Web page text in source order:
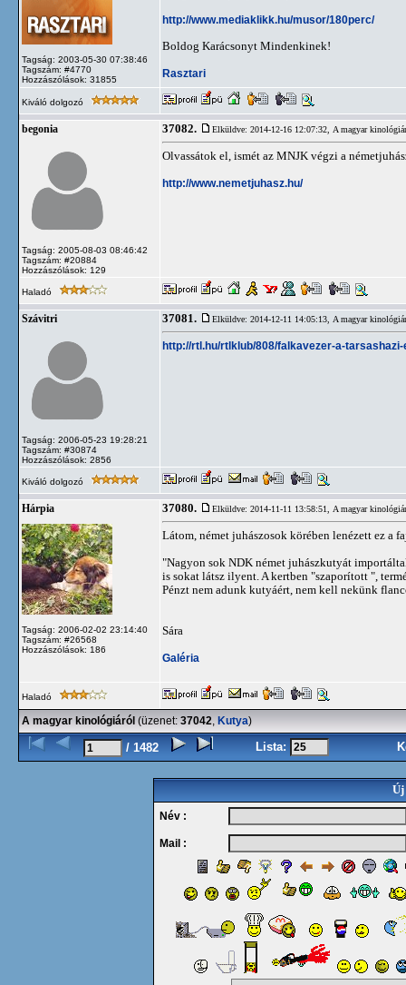
Tagság: 2003-05-30 07:38:46
Tagszám: #4770
Hozzászólások: 31855
http://www.mediaklikk.hu/musor/180perc/
Boldog Karácsonyt Mindenkinek!
Rasztari
Kiváló dolgozó
begonia
Tagság: 2005-08-03 08:46:42
Tagszám: #20884
Hozzászólások: 129
37082. Elküldve: 2014-12-16 12:07:32, A magyar
Olvassátok el, ismét az MNJK végzi a
http://www.nemetjuhasz.hu/
Haladó
Szávitri
Tagság: 2006-05-23 19:28:21
Tagszám: #30874
Hozzászólások: 2856
37081. Elküldve: 2014-12-11 14:05:13, A magyar
http://rtl.hu/rtlklub/808/falkavezer-a-
Kiváló dolgozó
Hárpia
Tagság: 2006-02-02 23:14:40
Tagszám: #26568
Hozzászólások: 186
37080. Elküldve: 2014-11-11 13:58:51, A magyar
Látom, német juhászosok körében lenézett ez a
"Nagyon sok NDK német juhászkutyát
is sokat látsz ilyent. A kertben "szaporított ",
Pénzt nem adunk kutyáért, nem kell nekünk
Sára
Galéria
Haladó
A magyar kinológiáról (üzenet: 37042, Kutya)
/ 1482 Lista:
Új
Név :
Mail :